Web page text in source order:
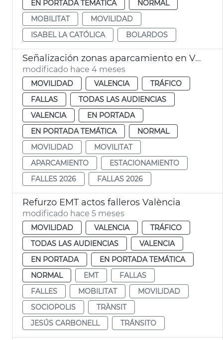
EN PORTADA TEMÁTICA
NORMAL
MOBILITAT
MOVILIDAD
ISABEL LA CATÓLICA
BOLARDOS
Señalización zonas aparcamiento en València para las Fallas 2026
modificado hace 4 meses
MOVILIDAD VALENCIA
TRÁFICO
FALLAS
TODAS LAS AUDIENCIAS
VALENCIA
EN PORTADA
EN PORTADA TEMÁTICA
NORMAL
MOVILIDAD
MOVILITAT
APARCAMIENTO
ESTACIONAMIENTO
FALLES 2026
FALLAS 2026
Refurzo EMT actos falleros València
modificado hace 5 meses
MOVILIDAD VALENCIA
TRÁFICO
TODAS LAS AUDIENCIAS
VALENCIA
EN PORTADA
EN PORTADA TEMÁTICA
NORMAL
EMT
FALLAS
FALLES
MOBILITAT
MOVILIDAD
SOCIOPOLIS
TRÀNSIT
JESÚS CARBONELL
TRÁNSITO